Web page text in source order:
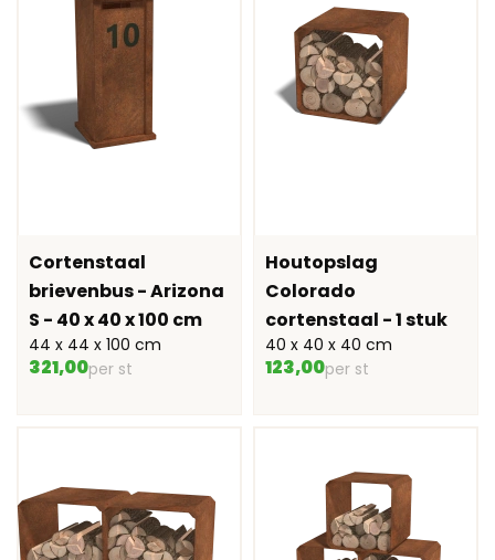
Cortenstaal
brievenbus - Arizona
S - 40 x 40 x 100 cm
44 x 44 x 100 cm
321,00per st
Houtopslag
Colorado
cortenstaal - 1 stuk
40 x 40 x 40 cm
123,00per st